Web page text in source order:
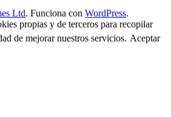
Ltd. Funciona con WordPress.
propias y de terceros para recopilar
de mejorar nuestros servicios. Aceptar